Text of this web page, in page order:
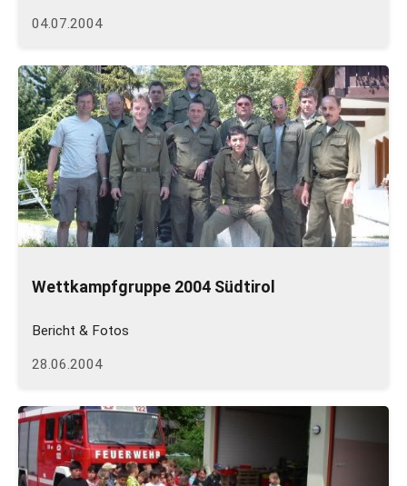
04.07.2004
Wettkampfgruppe 2004 Südtirol
Bericht & Fotos
28.06.2004